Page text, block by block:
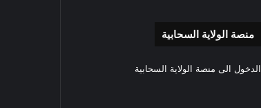
منصة الولاية السحابية
الدخول الى منصة الولاية السحابية